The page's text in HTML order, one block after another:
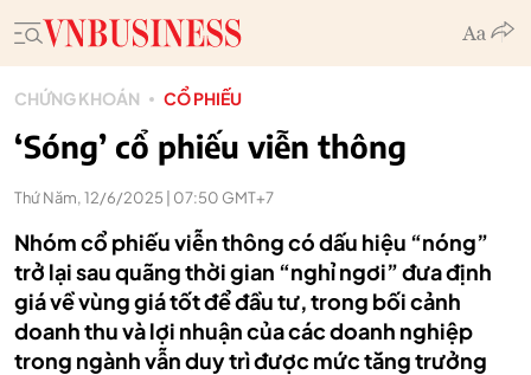
CHỨNG KHOÁN CỔ PHIẾU
‘Sóng’ cổ phiếu viễn thông
Thứ Năm, 12/6/2025 | 07:50 GMT+7
Nhóm cổ phiếu viễn thông có dấu hiệu “nóng”
trở lại sau quãng thời gian “nghỉ ngơi” đưa định
giá về vùng giá tốt để đầu tư, trong bối cảnh
doanh thu và lợi nhuận của các doanh nghiệp
trong ngành vẫn duy trì được mức tăng trưởng